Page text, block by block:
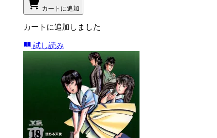
カートに追加
カートに追加しました
試し読み